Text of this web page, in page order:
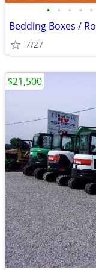
• • • • •
7/27
$21,500